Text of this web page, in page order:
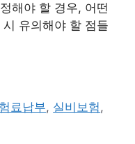
해야 할 경우, 어떤
유의해야 할 점들
료납부, 실비보험,